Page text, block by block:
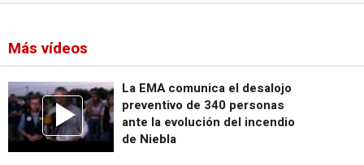
Más vídeos
La EMA comunica el desalojo
preventivo de 340 personas
ante la evolución del incendio
de Niebla